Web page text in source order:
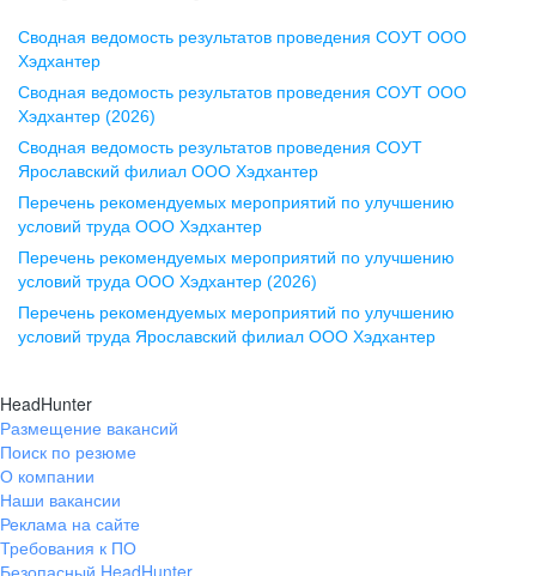
Воронеж
ул. Комиссаржевской, д. 10,
офис 1212
+7 473 280-05-05
pr@vrn.hh.ru
ул. Спартаковская, д. 2А, этаж 3,
помещение 15
+7 843 212-12-50
Екатеринбург
ул. Боевых Дружин, стр. 20,
+7 343 226-79-99
pr@ural.hh.ru
Сводная ведомость результатов проведения СОУТ ООО
Хэдхантер
Сводная ведомость результатов проведения СОУТ ООО
Хэдхантер (2026)
Сводная ведомость результатов проведения СОУТ
Ярославский филиал ООО Хэдхантер
Перечень рекомендуемых мероприятий по улучшению
условий труда ООО Хэдхантер
Перечень рекомендуемых мероприятий по улучшению
условий труда ООО Хэдхантер (2026)
Перечень рекомендуемых мероприятий по улучшению
условий труда Ярославский филиал ООО Хэдхантер
HeadHunter
Размещение вакансий
Поиск по резюме
О компании
Наши вакансии
Реклама на сайте
Требования к ПО